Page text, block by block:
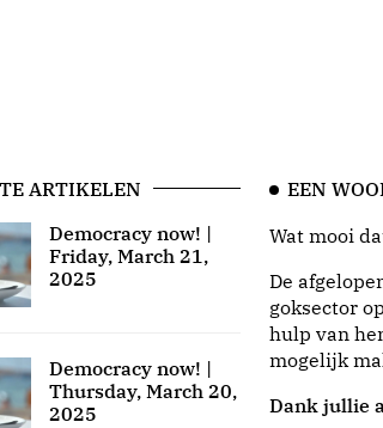
ARTIKELEN
Democracy now! |
Friday, March 21,
2025
Democracy now! |
Thursday, March 20,
2025
EEN
Wat mooi
De
goksector
hulp van
mogelijk
Dank jullie